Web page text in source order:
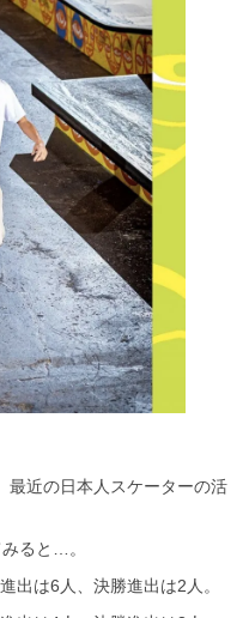
最近の日本人スケーターの活
ると…。
出は6人、決勝進出は2人。